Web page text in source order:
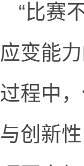
“比赛
应变能
过程中
与创新